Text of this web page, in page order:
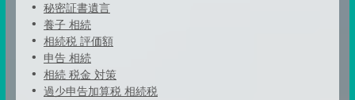
秘密証書遺言
養子 相続
相続税 評価額
申告 相続
相続 税金 対策
過少申告加算税 相続税